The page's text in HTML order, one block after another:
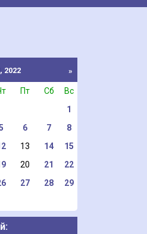
»
Пт Сб
Вс
1
6 7
8
13 14
15
20 21
22
27 28
29